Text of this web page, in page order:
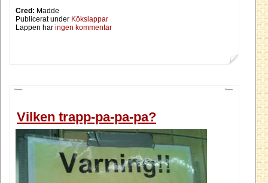
Cred: Madde
Publicerat under Kökslappar
Lappen har ingen kommentar
Vilken trapp-pa-pa-pa?